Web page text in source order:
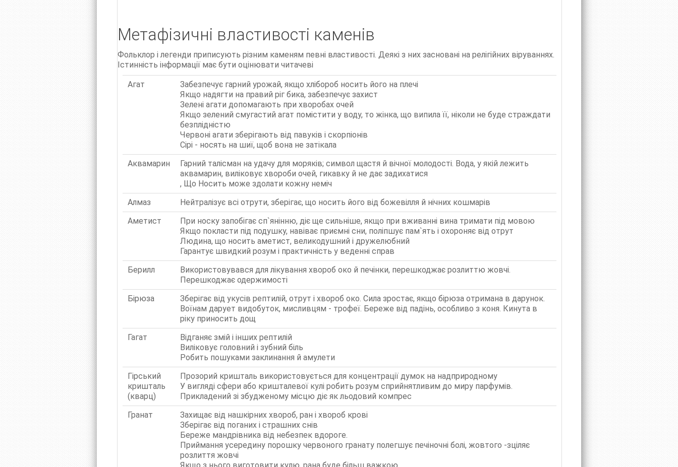
Метафізичні властивості каменів
Фольклор і легенди приписують різним каменям певні властивості. Деякі з них засновані на релігійних віруваннях.
Істинність інформації має бути оцінювати читачеві
Агат
Забезпечує гарний урожай, якщо хлібороб носить його на плечі
Якщо надягти на правий ріг бика, забезпечує захист
Зелені агати допомагають при хворобах очей
Якщо зелений смугастий агат помістити у воду, то жінка, що випила її, ніколи не буде страждати
безплідністю
Червоні агати зберігають від павуків і скорпіонів
Сірі - носять на шиї, щоб вона не затікала
Аквамарин
Гарний талісман на удачу для моряків; символ щастя й вічної молодості. Вода, у якій лежить
аквамарин, виліковує хвороби очей, гикавку й не дає задихатися
, Що Носить може здолати кожну неміч
Алмаз
Нейтралізує всі отрути, зберігає, що носить його від божевілля й нічних кошмарів
Аметист
При носку запобігає сп`янінню, діє ще сильніше, якщо при вживанні вина тримати під мовою
Якщо покласти під подушку, навіває приємні сни, поліпшує пам`ять і охороняє від отрут
Людина, що носить аметист, великодушний і дружелюбний
Гарантує швидкий розум і практичність у веденні справ
Берилл
Використовувався для лікування хвороб око й печінки, перешкоджає розлиттю жовчі.
Перешкоджає одержимості
Бірюза
Зберігає від укусів рептилій, отрут і хвороб око. Сила зростає, якщо бірюза отримана в дарунок.
Воїнам дарует видобуток, мисливцям - трофеї. Береже від падінь, особливо з коня. Кинута в
ріку приносить дощ
Гагат
Відганяє змій і інших рептилій
Виліковує головний і зубний біль
Робить пошуками заклинання й амулети
Гірський
кришталь
(кварц)
Прозорий кришталь використовується для концентрації думок на надприродному
У вигляді сфери або кришталевої кулі робить розум сприйнятливим до миру парфумів.
Прикладений зі збудженому місцю діє як льодовий компрес
Гранат
Захищає від нашкірних хвороб, ран і хвороб крові
Зберігає від поганих і страшних снів
Береже мандрівника від небезпек вдороге.
Приймання усередину порошку червоного гранату полегшує печіночні болі, жовтого -зціляє
розлиття жовчі